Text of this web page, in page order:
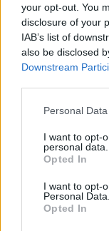
your opt-out. You
disclosure of your
IAB’s list of
also be disclosed
Downstream
Personal
I want to opt-
personal data.
Opted In
I want to opt-
Personal Data.
Opted In
jogfolytonosan
óriási
megbízhatóságával
műkereskedelem
megújult BÁV
műkereskedelem